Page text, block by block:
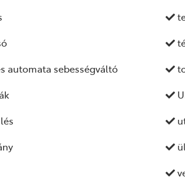
automata sebességváltó